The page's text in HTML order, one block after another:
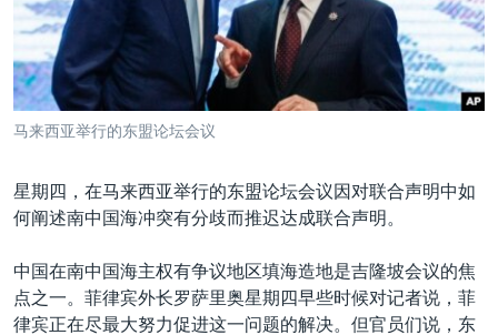
美洲
全球议题
劳工
环境
美中关系
美国建国250周年
埃博拉疫情
重要讲话与声明
台海两岸关系
南中国海争端
关注西藏
中文广播
关注我们
马来西亚举行的东盟论坛会议
星期四，在马来西亚举行的东盟论坛会议因对联合声明中如
何阐述南中国海冲突有分歧而推迟达成联合声明。
中国在南中国海主权有争议地区填海造地是吉隆坡会议的焦
点之一。菲律宾外长罗萨里奥星期四早些时候对记者说，菲
律宾正在尽最大努力促进这一问题的解决。但官员们说，东